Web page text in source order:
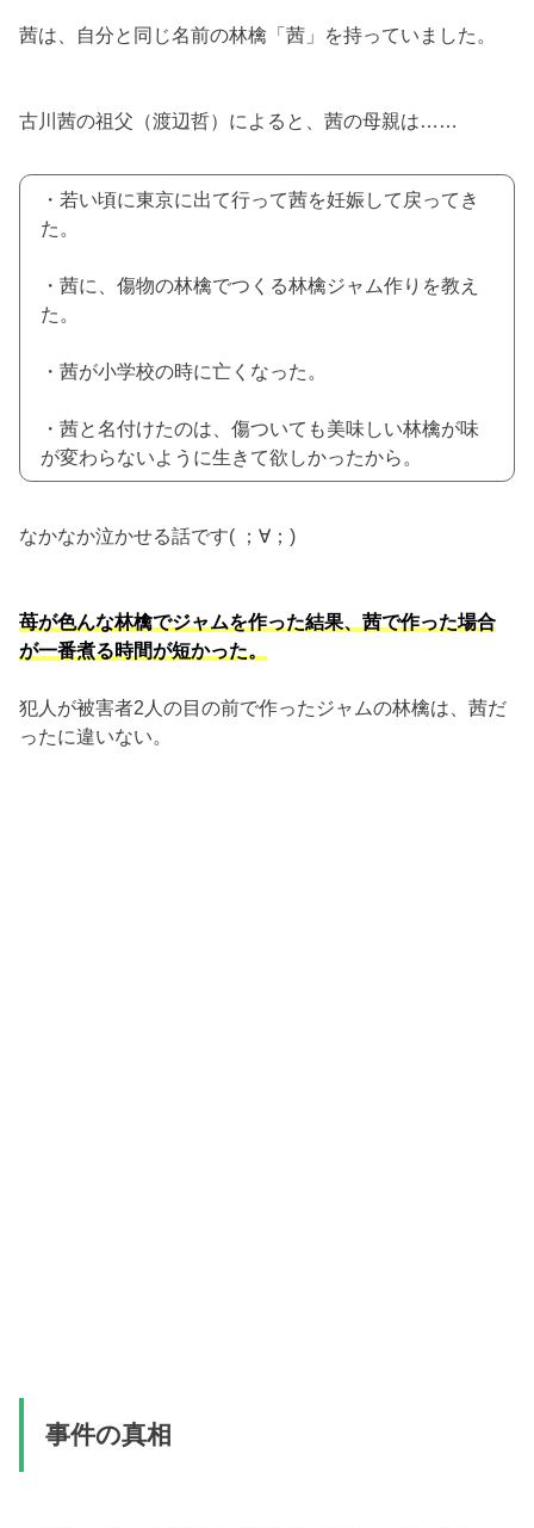
茜は、自分と同じ名前の林檎「茜」を持っていました。
古川茜の祖父（渡辺哲）によると、茜の母親は……
・若い頃に東京に出て行って茜を妊娠して戻ってき
た。
・茜に、傷物の林檎でつくる林檎ジャム作りを教え
た。
・茜が小学校の時に亡くなった。
・茜と名付けたのは、傷ついても美味しい林檎が味
が変わらないように生きて欲しかったから。
なかなか泣かせる話です( ；∀；)
苺が色んな林檎でジャムを作った結果、茜で作った場合
が一番煮る時間が短かった。
犯人が被害者2人の目の前で作ったジャムの林檎は、茜だ
ったに違いない。
事件の真相